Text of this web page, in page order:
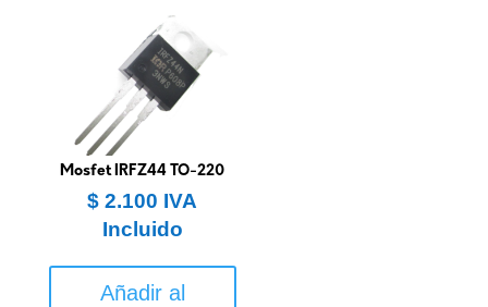
Mosfet IRFZ44 TO-220
$ 2.100 IVA
Incluido
Añadir al